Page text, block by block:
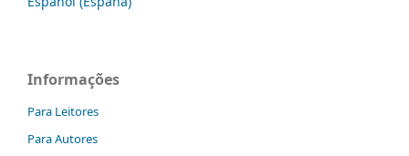
Informações
Para Leitores
Para Autores